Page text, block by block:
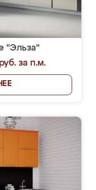
"Эльза"
за п.м.